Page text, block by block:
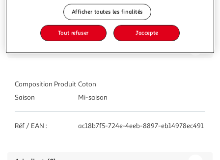
Composition Produit Coton
Saison
Mi-saison
Réf / EAN : ac18b7f5-724e-4eeb-8897-eb14978ec491
Afficher toutes les finalités
Tout refuser J'accepte